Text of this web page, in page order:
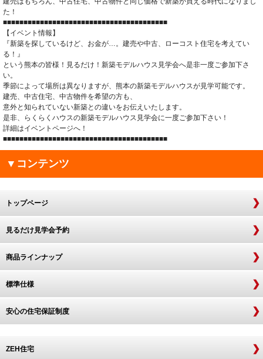
た！
■■■■■■■■■■■■■■■■■■■■■■■■■■■■■■■■■■■■■■■■
【イベント情報】
『新築を探しているけど、お金が…。建売や中古、ローコスト住宅を考えてい
る！』
という熊本の皆様！見るだけ！新築モデルハウス見学会へ是非一度ご参加下さ
い。
季節によって場所は異なりますが、熊本の新築モデルハウスが見学可能です。
建売、中古住宅、中古物件を希望の方も、
意外と知られていない新築との違いをお伝えいたします。
是非、らくらくハウスの新築モデルハウス見学会に一度ご参加下さい！
詳細はイベントページへ！
■■■■■■■■■■■■■■■■■■■■■■■■■■■■■■■■■■■■■■■■
▼コンテンツ
トップページ
見るだけ見学会予約
商品ラインナップ
標準仕様
安心の住宅保証制度
ZEH住宅